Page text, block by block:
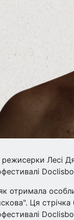
режисерки
отримала
Ця